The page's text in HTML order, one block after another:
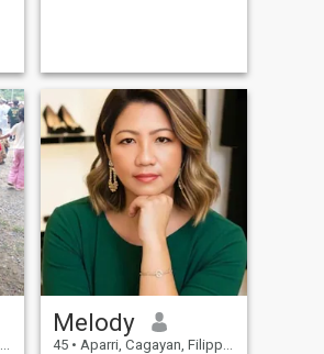
Melody
45 • Aparri, Cagayan, Filippinerne